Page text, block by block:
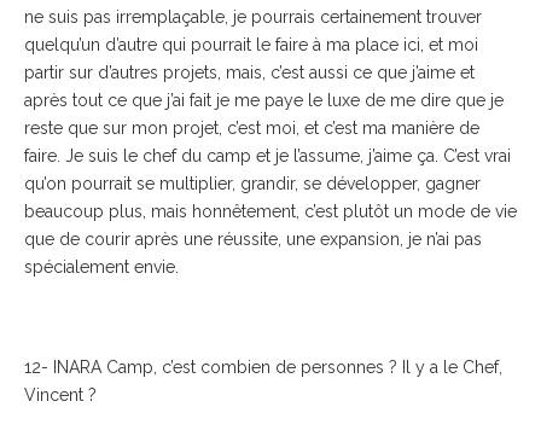
ne suis pas irremplaçable, je pourrais certainement trouver
quelqu’un d’autre qui pourrait le faire à ma place ici, et moi
partir sur d’autres projets, mais, c’est aussi ce que j’aime et
après tout ce que j’ai fait je me paye le luxe de me dire que je
reste que sur mon projet, c’est moi, et c’est ma manière de
faire. Je suis le chef du camp et je l’assume, j’aime ça. C’est vrai
qu’on pourrait se multiplier, grandir, se développer, gagner
beaucoup plus, mais honnêtement, c’est plutôt un mode de vie
que de courir après une réussite, une expansion, je n’ai pas
spécialement envie.
12- INARA Camp, c’est combien de personnes ? Il y a le Chef,
Vincent ?